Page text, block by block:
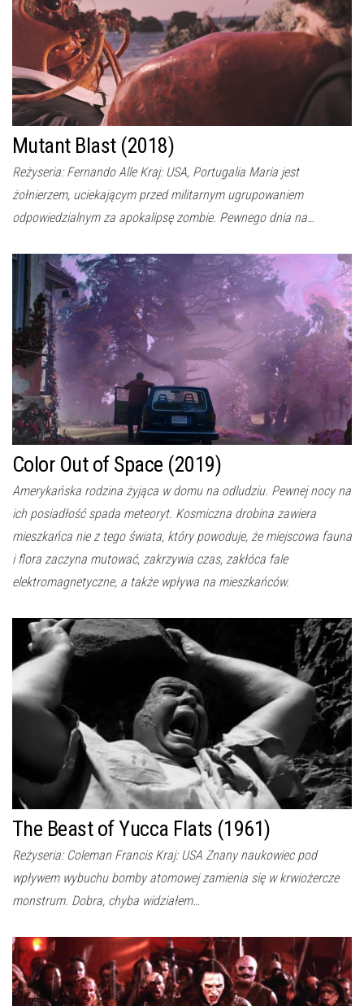
Mutant Blast (2018)
Reżyseria: Fernando Alle Kraj: USA, Portugalia Maria jest
żołnierzem, uciekającym przed militarnym ugrupowaniem
odpowiedzialnym za apokalipsę zombie. Pewnego dnia na…
Color Out of Space (2019)
Amerykańska rodzina żyjąca w domu na odludziu. Pewnej nocy na
ich posiadłość spada meteoryt. Kosmiczna drobina zawiera
mieszkańca nie z tego świata, który powoduje, że miejscowa fauna
i flora zaczyna mutować, zakrzywia czas, zakłóca fale
elektromagnetyczne, a także wpływa na mieszkańców.
The Beast of Yucca Flats (1961)
Reżyseria: Coleman Francis Kraj: USA Znany naukowiec pod
wpływem wybuchu bomby atomowej zamienia się w krwiożercze
monstrum. Dobra, chyba widziałem…